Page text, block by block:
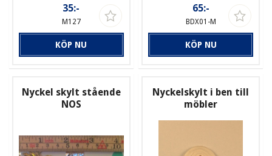
35:-
M127
KÖP NU
65:-
BDX01-M
KÖP NU
Nyckel skylt stående
NOS
Nyckelskylt i ben till
möbler